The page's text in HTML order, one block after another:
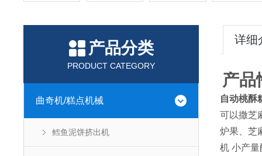
产品分类
PRODUCT CATEGORY
曲奇机/糕点机械
鳕鱼泥饼挤出机
详细
产品
自动桃酥
可以撒芝
炉果、芝
机 小产